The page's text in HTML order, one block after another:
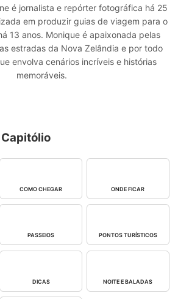
é jornalista e repórter fotográfica há 25
em produzir guias de viagem para o
13 anos. Monique é apaixonada pelas
estradas da Nova Zelândia e por todo
envolva cenários incríveis e histórias
memoráveis.
COMO CHEGAR ONDE FICAR
PASSEIOS PONTOS TURÍSTICOS
DICAS NOITE E BALADAS